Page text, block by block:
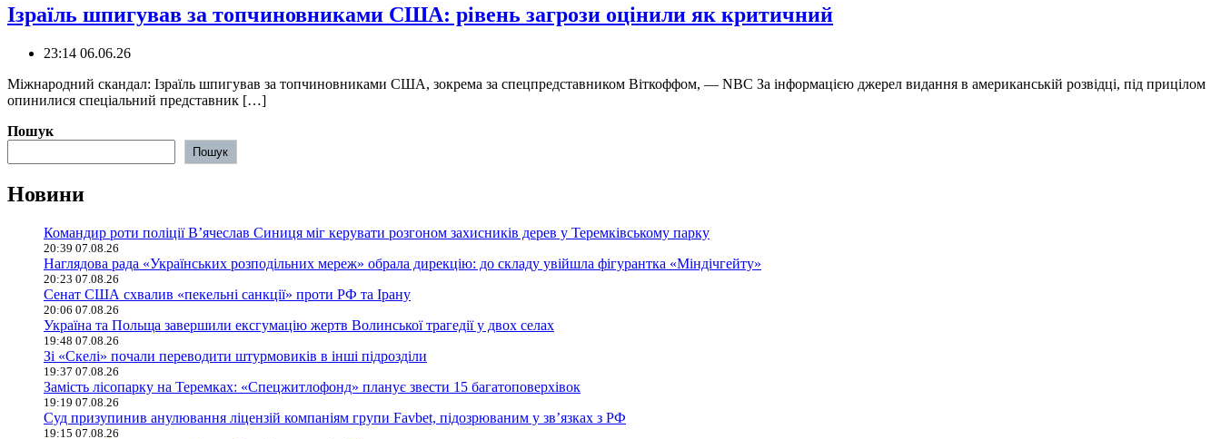
Ізраїль шпигував за топчиновниками США: рівень загрози оцінили як критичний
23:14 06.06.26
Міжнародний скандал: Ізраїль шпигував за топчиновниками США, зокрема за спецпредставником Віткоффом, — NBC За інформацією джерел видання в американській розвідці, під прицілом
опинилися спеціальний представник […]
Пошук
Пошук
Новини
Командир роти поліції В’ячеслав Синиця міг керувати розгоном захисників дерев у Теремківському парку
20:39 07.08.26
Наглядова рада «Українських розподільних мереж» обрала дирекцію: до складу увійшла фігурантка «Міндічгейту»
20:23 07.08.26
Сенат США схвалив «пекельні санкції» проти РФ та Ірану
20:06 07.08.26
Україна та Польща завершили ексгумацію жертв Волинської трагедії у двох селах
19:48 07.08.26
Зі «Скелі» почали переводити штурмовиків в інші підрозділи
19:37 07.08.26
Замість лісопарку на Теремках: «Спецжитлофонд» планує звести 15 багатоповерхівок
19:19 07.08.26
Суд призупинив анулювання ліцензій компаніям групи Favbet, підозрюваним у зв’язках з РФ
19:15 07.08.26